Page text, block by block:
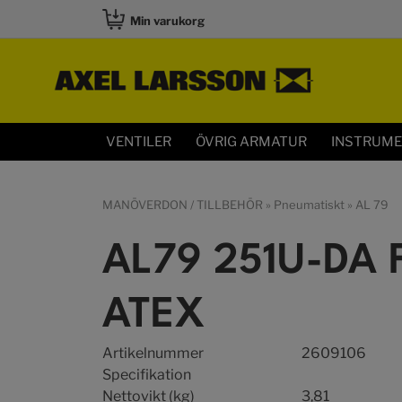
Min varukorg
VENTILER ÖVRIG ARMATUR
MANÖVERDON / TILLBEHÖR » Pneumatiskt » AL 79
AL79 251U-DA
ATEX
Artikelnummer
2609106
Specifikation
Nettovikt (kg)
3,81